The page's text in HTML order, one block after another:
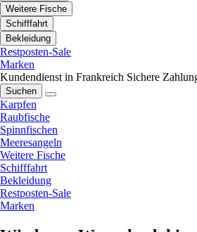
Weitere Fische
Schifffahrt
Bekleidung
Restposten-Sale
Marken
Kundendienst in Frankreich Sichere
Suchen
Karpfen
Raubfische
Spinnfischen
Meeresangeln
Weitere Fische
Schifffahrt
Bekleidung
Restposten-Sale
Marken